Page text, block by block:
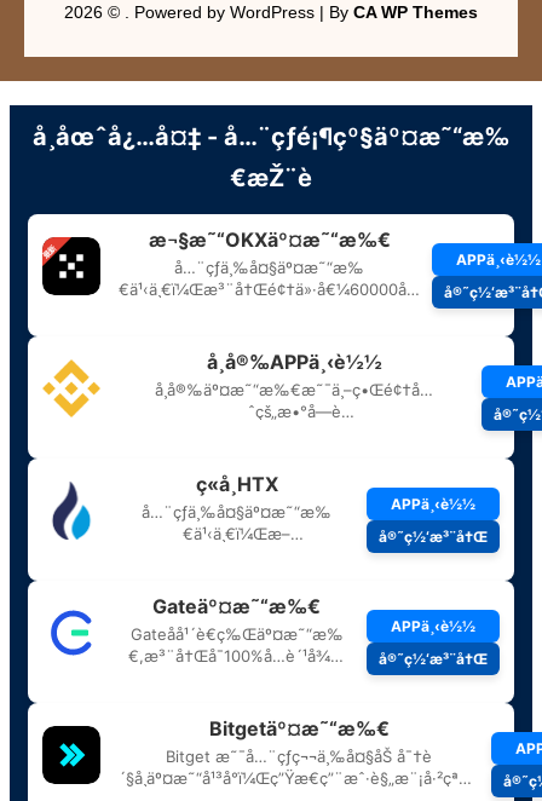
2026 © . Powered by WordPress | By CA WP Themes